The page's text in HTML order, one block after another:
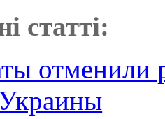
статті:
отменили